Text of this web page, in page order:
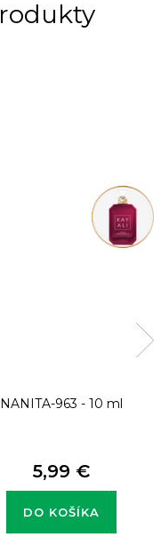
NANITA-963 - 10 ml
5,99 €
DO KOŠÍKA